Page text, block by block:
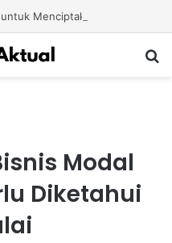
Modal
Diketahui